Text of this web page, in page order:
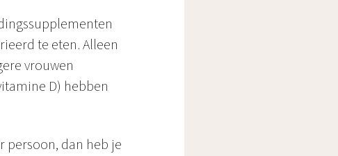
te eten. Alleen
vrouwen
D) hebben
persoon, dan heb je